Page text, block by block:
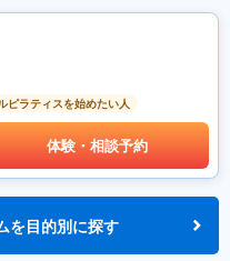
ピラティスを始めたい人
体験・相談予約
を目的別に探す